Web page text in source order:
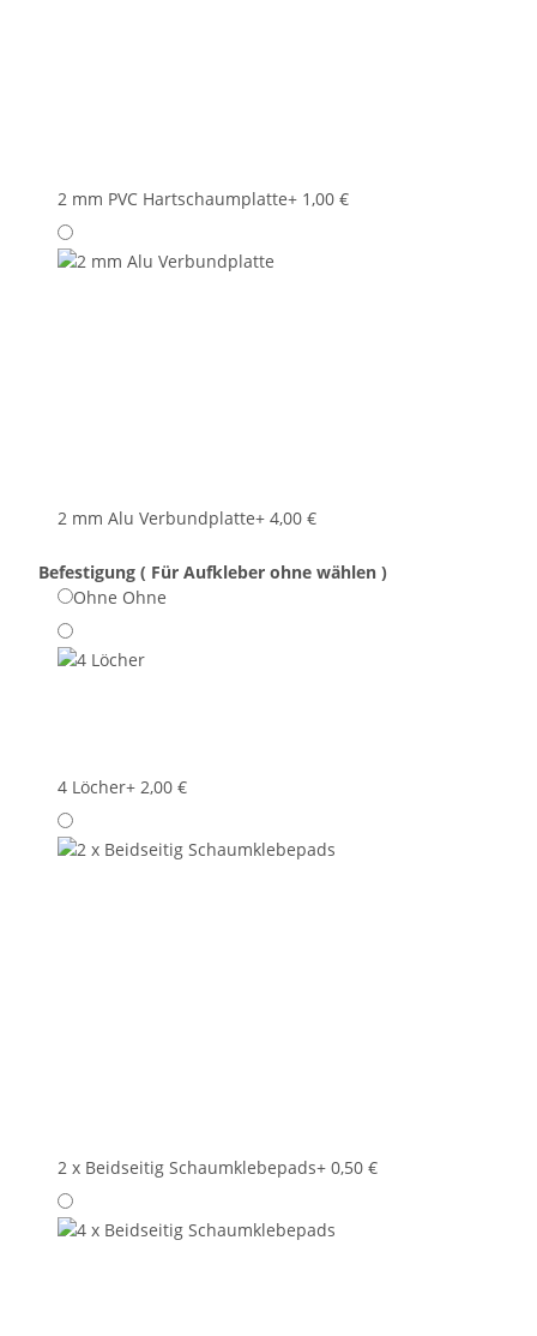
2 mm PVC Hartschaumplatte+ 1,00 €
2 mm Alu Verbundplatte+ 4,00 €
Befestigung ( Für Aufkleber ohne wählen )
Ohne Ohne
4 Löcher+ 2,00 €
2 x Beidseitig Schaumklebepads+ 0,50 €